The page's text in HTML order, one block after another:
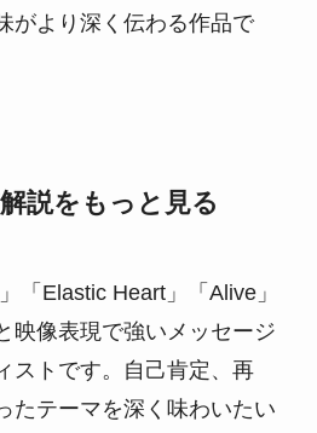
がより深く伝わる作品で
説をもっと見る
「Elastic Heart」「Alive」
映像表現で強いメッセージ
ストです。自己肯定、再
たテーマを深く味わいたい